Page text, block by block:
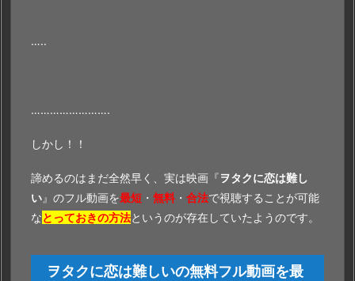
…..
…………………….
しかし！！
諦めるのはまだ全然早く、実は映画『ヲタクに恋は難し
い』のフル動画を最短 ・ 無料 ・ 合法で視聴することが可能
なとっておきの方法というのが存在していたようのです。
ヲタクに恋は難しいの無料フル動画を最